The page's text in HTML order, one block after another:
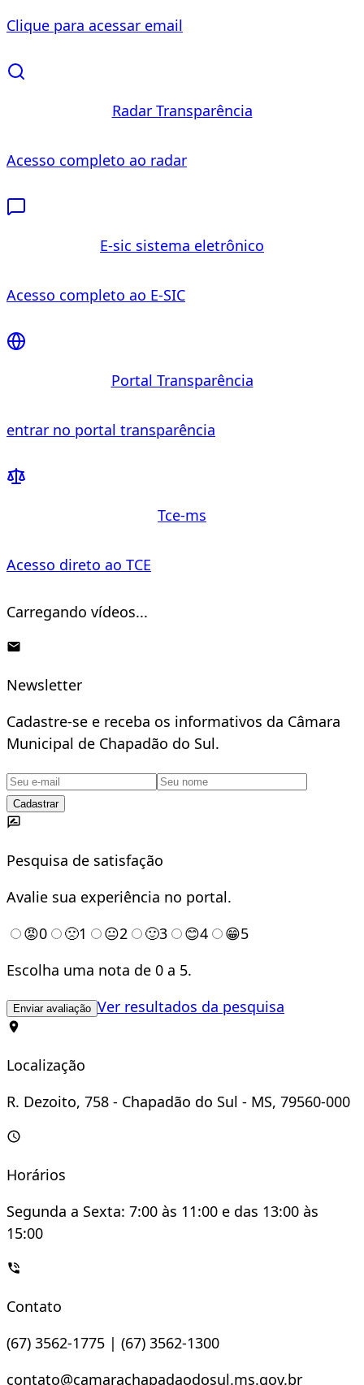
Clique para acessar email
Radar Transparência
Acesso completo ao radar
E-sic sistema eletrônico
Acesso completo ao E-SIC
Portal Transparência
entrar no portal transparência
Tce-ms
Acesso direto ao TCE
Carregando vídeos...
Newsletter
Cadastre-se e receba os informativos da Câmara
Municipal de Chapadão do Sul.
Cadastrar
Pesquisa de satisfação
Avalie sua experiência no portal.
😡0 🙁1 😐2 🙂3 😊4 😁5
Escolha uma nota de 0 a 5.
Enviar avaliação Ver resultados da pesquisa
Localização
R. Dezoito, 758 - Chapadão do Sul - MS, 79560-000
Horários
Segunda a Sexta: 7:00 às 11:00 e das 13:00 às
15:00
Contato
(67) 3562-1775 | (67) 3562-1300
contato@camarachapadaodosul.ms.gov.br